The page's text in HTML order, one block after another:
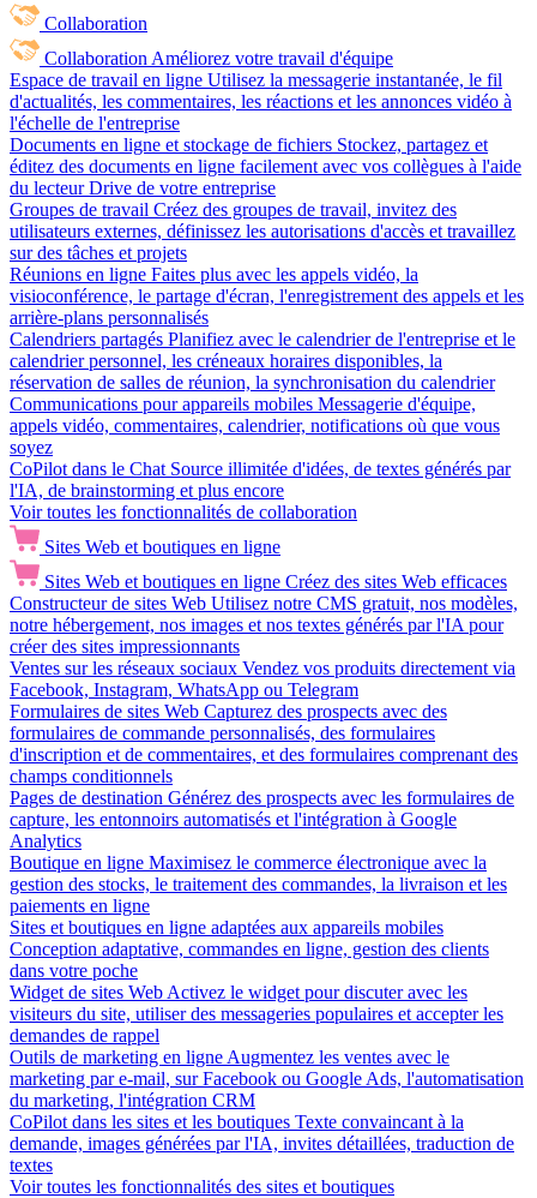
Collaboration
Collaboration Améliorez votre travail d'équipe
Espace de travail en ligne Utilisez la messagerie instantanée, le fil
d'actualités, les commentaires, les réactions et les annonces vidéo à
l'échelle de l'entreprise
Documents en ligne et stockage de fichiers Stockez, partagez et
éditez des documents en ligne facilement avec vos collègues à l'aide
du lecteur Drive de votre entreprise
Groupes de travail Créez des groupes de travail, invitez des
utilisateurs externes, définissez les autorisations d'accès et travaillez
sur des tâches et projets
Réunions en ligne Faites plus avec les appels vidéo, la
visioconférence, le partage d'écran, l'enregistrement des appels et les
arrière-plans personnalisés
Calendriers partagés Planifiez avec le calendrier de l'entreprise et le
calendrier personnel, les créneaux horaires disponibles, la
réservation de salles de réunion, la synchronisation du calendrier
Communications pour appareils mobiles Messagerie d'équipe,
appels vidéo, commentaires, calendrier, notifications où que vous
soyez
CoPilot dans le Chat Source illimitée d'idées, de textes générés par
l'IA, de brainstorming et plus encore
Voir toutes les fonctionnalités de collaboration
Sites Web et boutiques en ligne
Sites Web et boutiques en ligne Créez des sites Web efficaces
Constructeur de sites Web Utilisez notre CMS gratuit, nos modèles,
notre hébergement, nos images et nos textes générés par l'IA pour
créer des sites impressionnants
Ventes sur les réseaux sociaux Vendez vos produits directement via
Facebook, Instagram, WhatsApp ou Telegram
Formulaires de sites Web Capturez des prospects avec des
formulaires de commande personnalisés, des formulaires
d'inscription et de commentaires, et des formulaires comprenant des
champs conditionnels
Pages de destination Générez des prospects avec les formulaires de
capture, les entonnoirs automatisés et l'intégration à Google
Analytics
Boutique en ligne Maximisez le commerce électronique avec la
gestion des stocks, le traitement des commandes, la livraison et les
paiements en ligne
Sites et boutiques en ligne adaptées aux appareils mobiles
Conception adaptative, commandes en ligne, gestion des clients
dans votre poche
Widget de sites Web Activez le widget pour discuter avec les
visiteurs du site, utiliser des messageries populaires et accepter les
demandes de rappel
Outils de marketing en ligne Augmentez les ventes avec le
marketing par e-mail, sur Facebook ou Google Ads, l'automatisation
du marketing, l'intégration CRM
CoPilot dans les sites et les boutiques Texte convaincant à la
demande, images générées par l'IA, invites détaillées, traduction de
textes
Voir toutes les fonctionnalités des sites et boutiques